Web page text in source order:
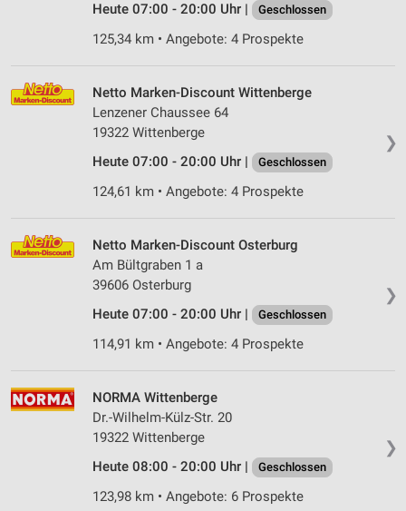
Heute 07:00 - 20:00 Uhr |
Geschlossen
125,34 km • Angebote: 4 Prospekte
❯
Netto Marken-Discount Wittenberge
Lenzener Chaussee 64
19322 Wittenberge
Heute 07:00 - 20:00 Uhr |
Geschlossen
124,61 km • Angebote: 4 Prospekte
❯
Netto Marken-Discount Osterburg
Am Bültgraben 1 a
39606 Osterburg
Heute 07:00 - 20:00 Uhr |
Geschlossen
114,91 km • Angebote: 4 Prospekte
❯
NORMA Wittenberge
Dr.-Wilhelm-Külz-Str. 20
19322 Wittenberge
Heute 08:00 - 20:00 Uhr |
Geschlossen
123,98 km • Angebote: 6 Prospekte